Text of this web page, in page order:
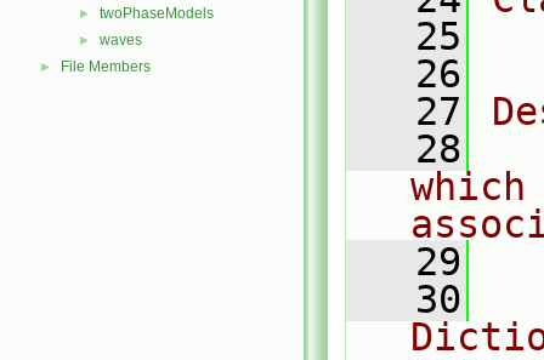
► twoPhaseModels
► waves
► File Members
   25
   26
   27
   28
which
   29
   30